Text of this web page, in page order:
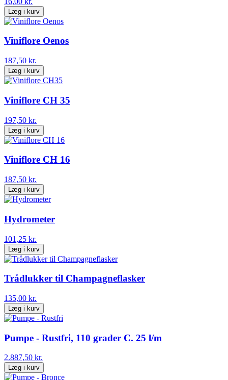
Læg i kurv
Viniflore Oenos
187,50 kr.
Læg i kurv
Viniflore CH 35
197,50 kr.
Læg i kurv
Viniflore CH 16
187,50 kr.
Læg i kurv
Hydrometer
101,25 kr.
Læg i kurv
Trådlukker til Champagneflasker
135,00 kr.
Læg i kurv
Pumpe - Rustfri, 110 grader C. 25 l/m
2.887,50 kr.
Læg i kurv